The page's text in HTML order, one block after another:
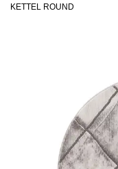
KETTEL ROUND